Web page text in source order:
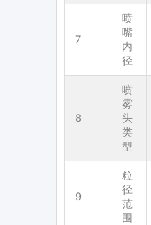
7
喷
嘴
内
径
8
喷
雾
头
类
型
9
粒
径
范
围